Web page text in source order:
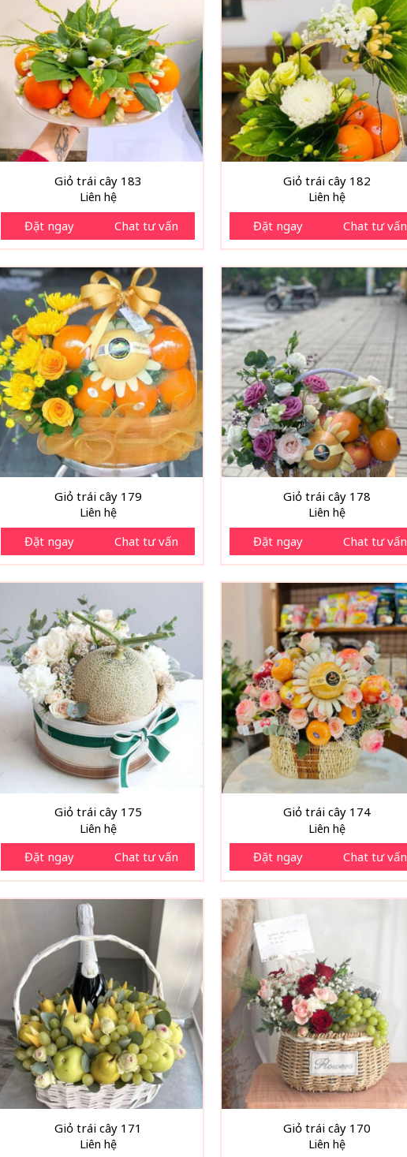
Giỏ trái cây 183
Liên hệ
Đặt ngay Chat tư vấn
Giỏ trái cây 182
Liên hệ
Đặt ngay Chat tư vấn
Giỏ trái cây 179
Liên hệ
Đặt ngay Chat tư vấn
Giỏ trái cây 178
Liên hệ
Đặt ngay Chat tư vấn
Giỏ trái cây 175
Liên hệ
Đặt ngay Chat tư vấn
Giỏ trái cây 174
Liên hệ
Đặt ngay Chat tư vấn
Giỏ trái cây 171
Liên hệ
Giỏ trái cây 170
Liên hệ